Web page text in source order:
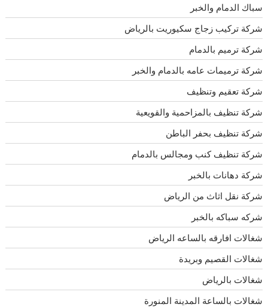
سباك الدمام والخبر
شركة تركيب زجاج سكيوريت بالرياض
شركة ترميم بالدمام
شركة ترميمات عامه بالدمام والخبر
شركة تعقيم وتنظيف
شركة تنظيف بالمزاحمية والقويعية
شركة تنظيف بحفر الباطن
شركة تنظيف كنب ومجالس بالدمام
شركة دهانات بالخبر
شركة نقل اثاث من الرياض
شركه سباكه بالخبر
شغالات افارقه بالساعه الرياض
شغالات القصيم وبريدة
شغالات بالرياض
شغالات بالساعة المدينة المنورة